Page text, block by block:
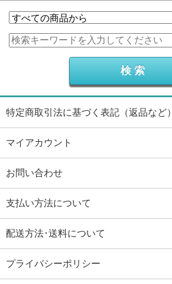
特定商取引法に基づく表記（返品など）
マイアカウント
お問い合わせ
支払い方法について
配送方法･送料について
プライバシーポリシー